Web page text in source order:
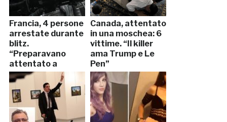
Francia, 4 persone
arrestate durante
blitz.
“Preparavano
attentato a
Parigi”
Canada, attentato
in una moschea: 6
vittime. “Il killer
ama Trump e Le
Pen”